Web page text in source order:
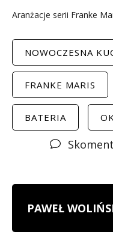
Aranżacje serii Franke
NOWOCZESNA
FRANKE MARIS
BATERIA
PAWEŁ